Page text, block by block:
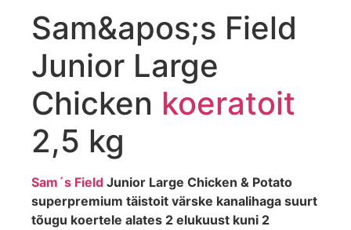
Sam&apos;s Field
Junior Large
Chicken koeratoit
2,5 kg
Sam´s Field Junior Large Chicken & Potato
superpremium täistoit värske kanalihaga suurt
tõugu koertele alates 2 elukuust kuni 2